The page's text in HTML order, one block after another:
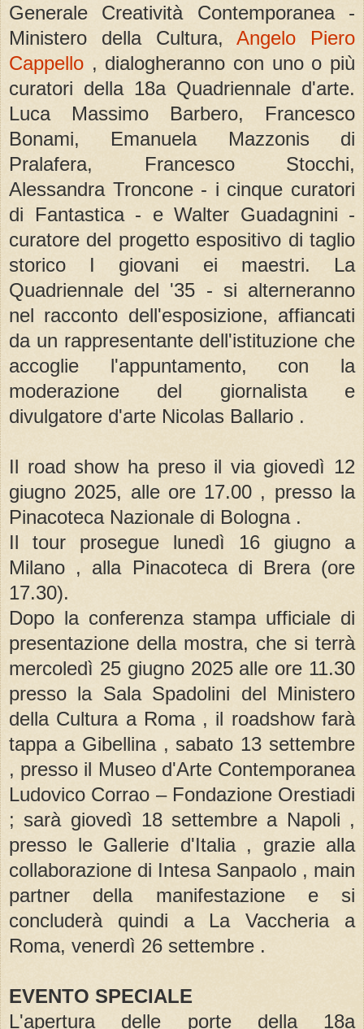
Generale Creatività Contemporanea -
Ministero della Cultura,Angelo Piero
Cappello , dialogheranno con uno o più
curatori della 18a Quadriennale d'arte.
Luca Massimo Barbero, Francesco
Bonami, Emanuela Mazzonis di
Pralafera, Francesco Stocchi,
Alessandra Troncone - i cinque curatori
di Fantastica - e Walter Guadagnini -
curatore del progetto espositivo di taglio
storico I giovani ei maestri. La
Quadriennale del '35 - si alterneranno
nel racconto dell'esposizione, affiancati
da un rappresentante dell'istituzione che
accoglie l'appuntamento, con la
moderazione del giornalista e
divulgatore d'arte Nicolas Ballario .
Il road show ha preso il via giovedì 12
giugno 2025, alle ore 17.00 , presso la
Pinacoteca Nazionale di Bologna .
Il tour prosegue lunedì 16 giugno a
Milano , alla Pinacoteca di Brera (ore
17.30).
Dopo la conferenza stampa ufficiale di
presentazione della mostra, che si terrà
mercoledì 25 giugno 2025 alle ore 11.30
presso la Sala Spadolini del Ministero
della Cultura a Roma , il roadshow farà
tappa a Gibellina , sabato 13 settembre
, presso il Museo d'Arte Contemporanea
Ludovico Corrao – Fondazione Orestiadi
; sarà giovedì 18 settembre a Napoli ,
presso le Gallerie d'Italia , grazie alla
collaborazione di Intesa Sanpaolo , main
partner della manifestazione e si
concluderà quindi a La Vaccheria a
Roma, venerdì 26 settembre .
EVENTO SPECIALE
L'apertura delle porte della 18a